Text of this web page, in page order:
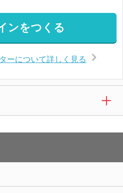
ンをつくる
ーについて詳しく見る